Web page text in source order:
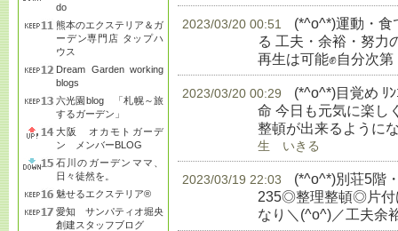
do
熊本のエクステリア＆ガ
ーデン専門店 タップハ
ウス
Dream Garden working
blogs
六光園blog 「札幌～旅
するガーデン」
大阪 オカモトガーデ
ン メンバーBLOG
石川のガーデンママ、
日々徒然を。
魅せるエクステリア®
愛知 サンパティオ堀央
創建スタッフブログ
2023/03/20 00:51
(*^o^*)運動・
る 工夫・余裕・努力
再生は可能✊自分次第
2023/03/20 00:29
(*^o^*)目覚め ﾘ
命 今日も元気に楽し
整頓が出来るように
生 いきる
2023/03/19 22:03
(*^o^*)別荘5階
235◎整理整頓◎片付
なり＼(^o^)／工夫余